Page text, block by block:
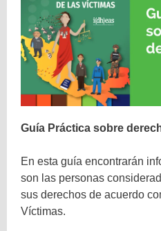
Guía Práctica sobre
En esta guía encontrarán
son las personas
sus derechos de acuerdo
Víctimas.